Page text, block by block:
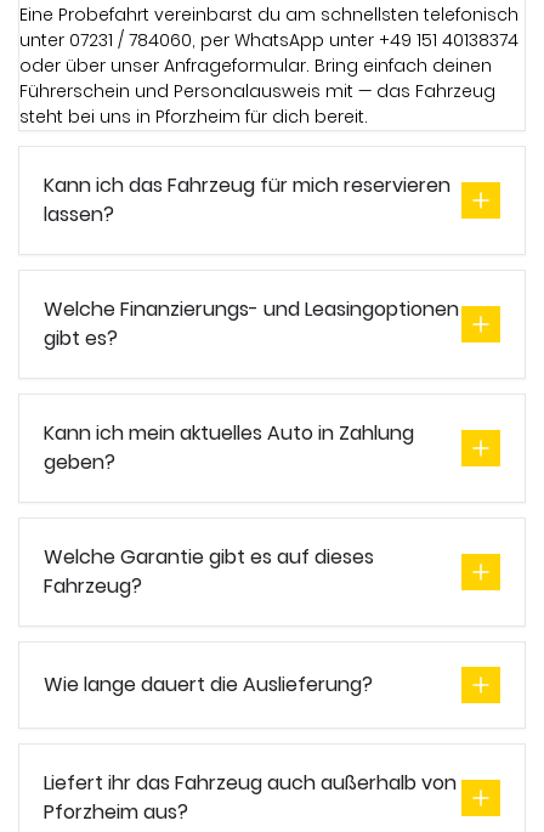
Eine Probefahrt vereinbarst du am schnellsten telefonisch
unter 07231 / 784060, per WhatsApp unter +49 151 40138374
oder über unser Anfrageformular. Bring einfach deinen
Führerschein und Personalausweis mit — das Fahrzeug
steht bei uns in Pforzheim für dich bereit.
Kann ich das Fahrzeug für mich reservieren
lassen?
Welche Finanzierungs- und Leasingoptionen
gibt es?
Kann ich mein aktuelles Auto in Zahlung
geben?
Welche Garantie gibt es auf dieses
Fahrzeug?
Wie lange dauert die Auslieferung?
Liefert ihr das Fahrzeug auch außerhalb von
Pforzheim aus?